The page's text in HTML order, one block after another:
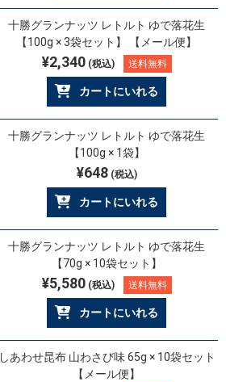
十勝グランナッツ レトルト ゆで落花生
【100g × 3袋セット】 【メール便】
¥2,340(税込) 送料無料
カートにいれる
十勝グランナッツ レトルト ゆで落花生
【100g × 1袋】
¥648(税込)
カートにいれる
十勝グランナッツ レトルト ゆで落花生
【70g × 10袋セット】
¥5,580(税込) 送料無料
カートにいれる
しあわせ昆布 山わさび味 65g × 10袋セット
【メール便】